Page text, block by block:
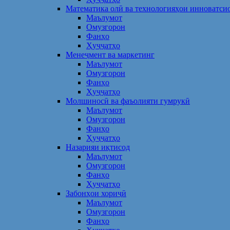
Математика олӣ ва технологияҳои
Маълумот
Омузгорон
Фанҳо
Ҳуҷҷатҳо
Менеҷмент ва маркетинг
Маълумот
Омузгорон
Фанҳо
Ҳуҷҷатҳо
Молшиносӣ ва фаъолияти гумрукӣ
Маълумот
Омузгорон
Фанҳо
Ҳуҷҷатҳо
Назарияи иқтисод
Маълумот
Омузгорон
Фанҳо
Ҳуҷҷатҳо
Забонҳои хориҷӣ
Маълумот
Омузгорон
Фанҳо